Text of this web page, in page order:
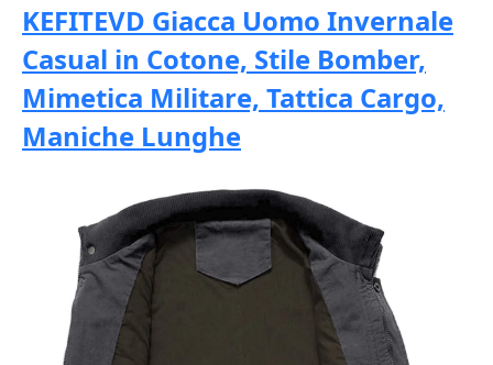
KEFITEVD Giacca Uomo Invernale
Casual in Cotone, Stile Bomber,
Mimetica Militare, Tattica Cargo,
Maniche Lunghe